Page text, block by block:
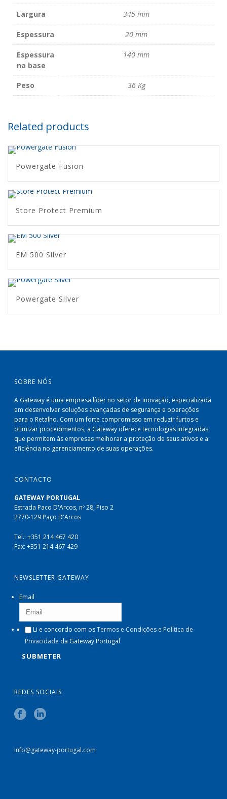
Largura 345 mm
Espessura 20 mm
Espessura
na base
140 mm
Peso 36 Kg
Related products
Powergate Fusion
Store Protect Premium
EM 500 Silver
Powergate Silver
SOBRE NÓS
A Gateway é uma empresa líder no setor de inovação, especializada
em desenvolver soluções avançadas de segurança e operações
para o Retalho. Com um forte compromisso em reduzir furtos e
otimizar procedimentos, a Gateway oferece tecnologias integradas
que permitem às empresas melhorar a proteção de seus ativos e a
eficiência no gerenciamento de suas operações.
CONTACTO
GATEWAY PORTUGAL
Estrada Paco D'Arcos, nº 28, Piso 2
2770-129 Paço D'Arcos
Tel.: +351 214 467 420
Fax: +351 214 467 429
NEWSLETTER GATEWAY
Email
Li e concordo com osTermos e Condições e Política de
Privacidade da Gateway Portugal
REDES SOCIAIS
info@gateway-portugal.com